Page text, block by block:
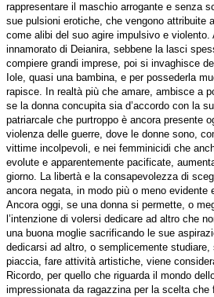
rappresentare il maschio arrogante e senza
sue pulsioni erotiche, che vengono attribuite
come alibi del suo agire impulsivo e violento.
innamorato di Deianira, sebbene la lasci
compiere grandi imprese, poi si invaghisce
Iole, quasi una bambina, e per possederla
rapisce. In realtà più che amare, ambisce a
se la donna concupita sia d’accordo con la
patriarcale che purtroppo è ancora presente
violenza delle guerre, dove le donne sono,
vittime incolpevoli, e nei femminicidi che
evolute e apparentemente pacificate,
giorno. La libertà e la consapevolezza di
ancora negata, in modo più o meno evidente
Ancora oggi, se una donna si permette, o
l’intenzione di volersi dedicare ad altro che
una buona moglie sacrificando le sue
dedicarsi ad altro, o semplicemente
piaccia, fare attività artistiche, viene
Ricordo, per quello che riguarda il mondo
impressionata da ragazzina per la scelta